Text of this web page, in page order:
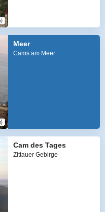
Meer
Cams am Meer
Cam des Tages
Zittauer Gebirge